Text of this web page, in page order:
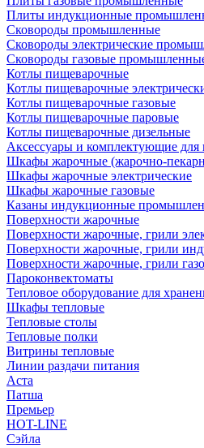
Плиты индукционные
Сковороды промышленные
Сковороды электрические
Сковороды газовые
Котлы пищеварочные
Котлы пищеварочные
Котлы пищеварочные газовые
Котлы пищеварочные паровые
Котлы пищеварочные дизельные
Аксессуары и комплектующие для
Шкафы жарочные (жарочно-
Шкафы жарочные электрические
Шкафы жарочные газовые
Казаны индукционные
Поверхности жарочные
Поверхности жарочные, грили
Поверхности жарочные, грили
Поверхности жарочные, грили
Пароконвектоматы
Тепловое оборудование для
Шкафы тепловые
Тепловые столы
Тепловые полки
Витрины тепловые
Линии раздачи питания
Аста
Патша
Премьер
HOT-LINE
Сэйла